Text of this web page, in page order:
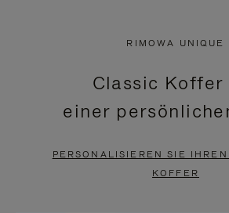
PAUSIERT,
BITTE
DRÜCKEN
KLICKEN
SIE
ZUM
AUFHEBEN
RIMOWA UNIQUE
Classic Koffer
einer
PERSONALISIEREN SIE
KOFFER